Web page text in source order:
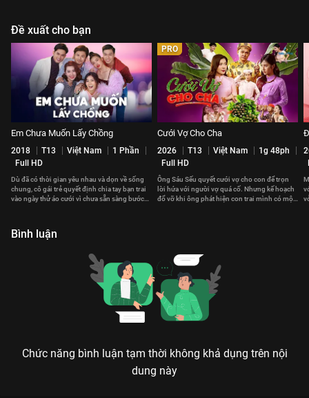
Đề xuất cho bạn
Em Chưa Muốn Lấy Chồng
2018 T13 Việt Nam
1 Phần
Full HD
Dù đã có thời gian yêu nhau và dọn về sống
chung, cô gái trẻ quyết định chia tay bạn trai
vào ngày thử áo cưới vì chưa sẵn sàng bước
PRO
Cưới Vợ Cho Cha
2026 T13 Việt Nam
1g 48ph
Full HD
Ông Sáu Sếu quyết cưới vợ cho con để trọn
lời hứa với người vợ quá cố. Nhưng kế hoạch
đổ vỡ khi ông phát hiện con trai mình có một
Bình luận
Chức năng bình luận tạm thời không khả dụng trên nội
dung này